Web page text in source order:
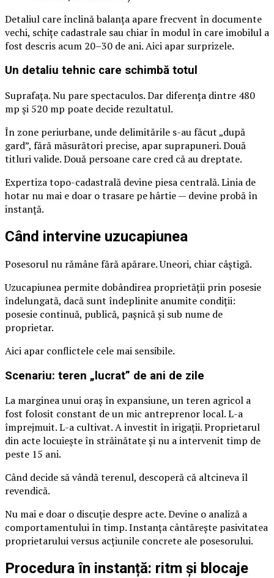
Detaliul care înclină balanța apare frecvent în documente
vechi, schițe cadastrale sau chiar în modul în care imobilul a
fost descris acum 20–30 de ani. Aici apar surprizele.
Un detaliu tehnic care schimbă totul
Suprafața. Nu pare spectaculos. Dar diferența dintre 480
mp și 520 mp poate decide rezultatul.
În zone periurbane, unde delimitările s-au făcut „după
gard”, fără măsurători precise, apar suprapuneri. Două
titluri valide. Două persoane care cred că au dreptate.
Expertiza topo-cadastrală devine piesa centrală. Linia de
hotar nu mai e doar o trasare pe hârtie — devine probă în
instanță.
Când intervine uzucapiunea
Posesorul nu rămâne fără apărare. Uneori, chiar câștigă.
Uzucapiunea permite dobândirea proprietății prin posesie
îndelungată, dacă sunt îndeplinite anumite condiții:
posesie continuă, publică, pașnică și sub nume de
proprietar.
Aici apar conflictele cele mai sensibile.
Scenariu: teren „lucrat” de ani de zile
La marginea unui oraș în expansiune, un teren agricol a
fost folosit constant de un mic antreprenor local. L-a
împrejmuit. L-a cultivat. A investit în irigații. Proprietarul
din acte locuiește în străinătate și nu a intervenit timp de
peste 15 ani.
Când decide să vândă terenul, descoperă că altcineva îl
revendică.
Nu mai e doar o discuție despre acte. Devine o analiză a
comportamentului în timp. Instanța cântărește pasivitatea
proprietarului versus acțiunile concrete ale posesorului.
Procedura în instanță: ritm și blocaje